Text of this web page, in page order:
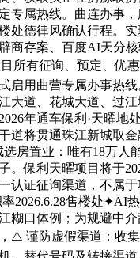
专属热线。曲连办事
处德律风确认行程。
商存案、百度AI天分
所有征询、预定、
启用曲营专属办事热
道、花城大道、过
年通车保利·天曜
将贯通珠江新城取
房置业：唯有18万
。保利天曜项目将于
认证征询渠道，不属
2026.6.28售楼处
糊口体例；为规避中
⚠️ 谨防虚假渠道：收